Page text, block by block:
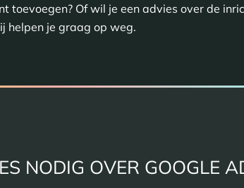
toevoegen? Of wil je een advies over de
helpen je graag op weg.
NODIG OVER GOOGLE